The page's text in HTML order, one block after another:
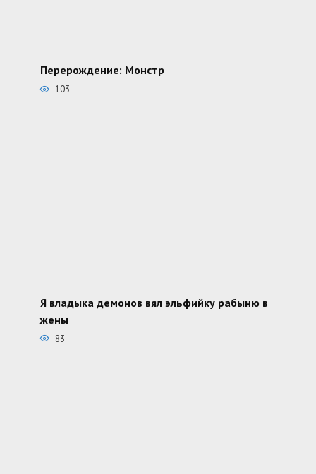
Перерождение: Монстр
103
Я владыка демонов вял эльфийку рабыню в
жены
83